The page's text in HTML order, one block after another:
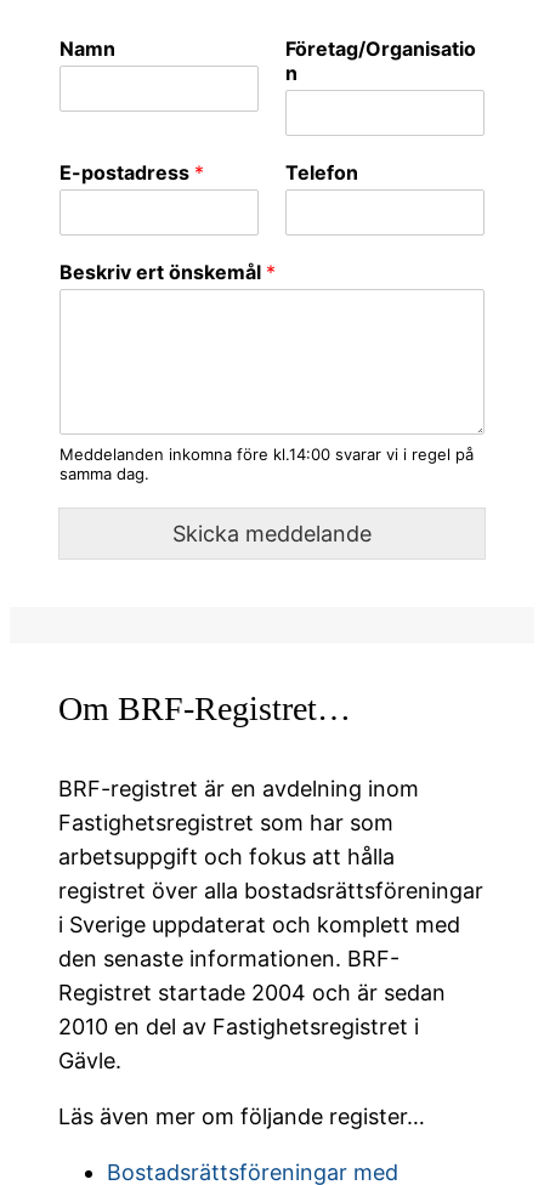
Namn
Företag/Organisatio
n
E-postadress * Telefon
Beskriv ert önskemål *
Meddelanden inkomna före kl.14:00 svarar vi i regel på
samma dag.
Skicka meddelande
Om BRF-Registret…
BRF-registret är en avdelning inom
Fastighetsregistret som har som
arbetsuppgift och fokus att hålla
registret över alla bostadsrättsföreningar
i Sverige uppdaterat och komplett med
den senaste informationen. BRF-
Registret startade 2004 och är sedan
2010 en del av Fastighetsregistret i
Gävle.
Läs även mer om följande register…
Bostadsrättsföreningar med